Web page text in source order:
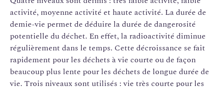
activité, moyenne activité et haute activité. La durée de
demie-vie permet de déduire la durée de dangerosité
potentielle du déchet. En effet, la radioactivité diminue
régulièrement dans le temps. Cette décroissance se fait
rapidement pour les déchets à vie courte ou de façon
beaucoup plus lente pour les déchets de longue durée de
vie. Trois niveaux sont utilisés : vie très courte pour les